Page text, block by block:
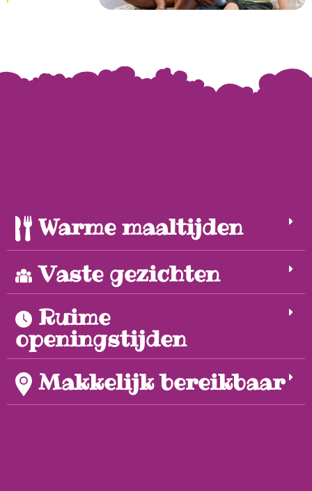
Warme maaltijden
Vaste gezichten
Ruime
openingstijden
Makkelijk bereikbaar